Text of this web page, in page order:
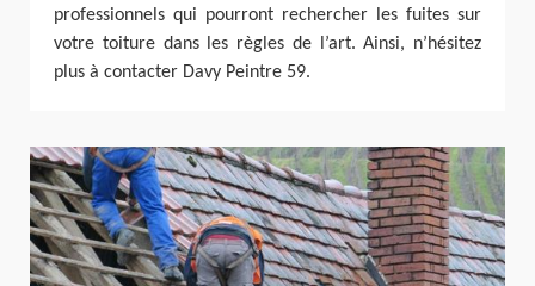
professionnels qui pourront rechercher les fuites sur
votre toiture dans les règles de l’art. Ainsi, n’hésitez
plus à contacter Davy Peintre 59.